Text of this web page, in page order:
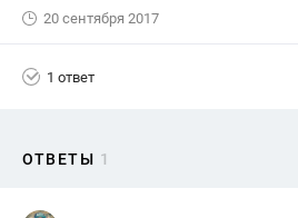
20 сентября 2017
1 ответ
ОТВЕТЫ 1